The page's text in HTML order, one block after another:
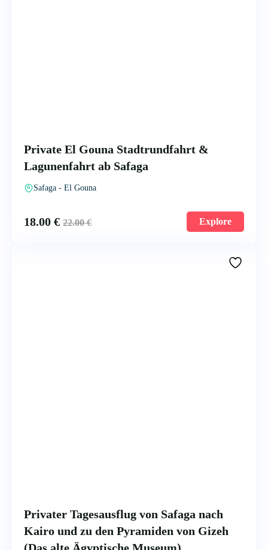
Private El Gouna Stadtrundfahrt &
Lagunenfahrt ab Safaga
Safaga - El Gouna
18.00 € 22.00€ Explore
Privater Tagesausflug von Safaga nach
Kairo und zu den Pyramiden von Gizeh